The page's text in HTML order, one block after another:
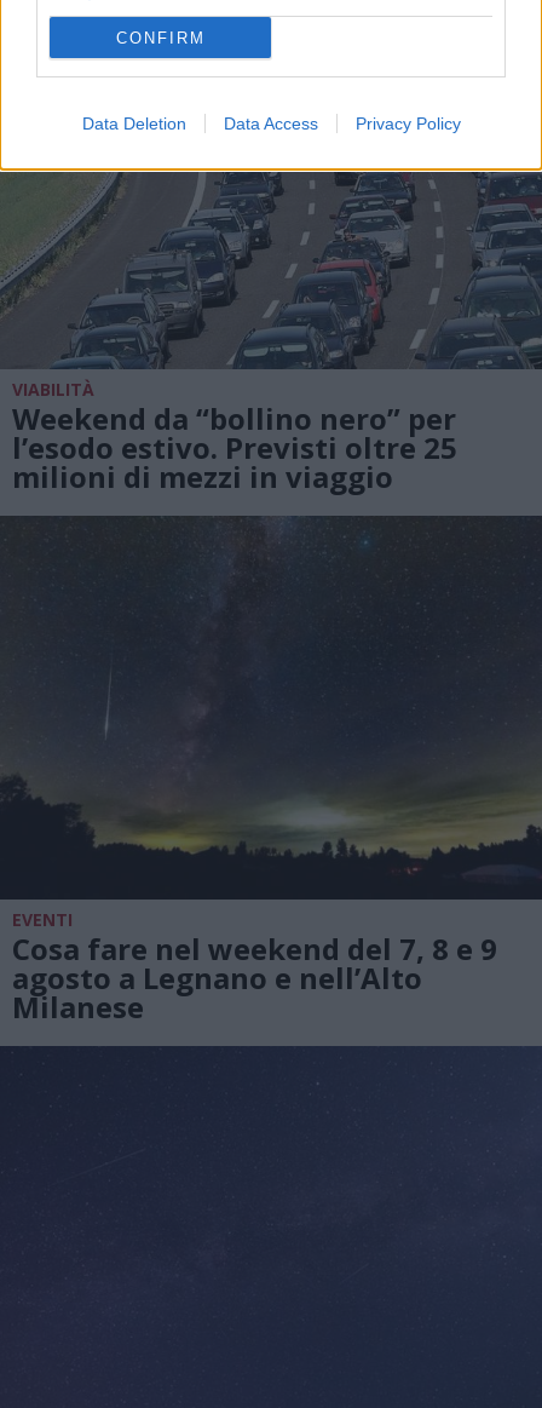
CONFIRM
Data Deletion Data Access Privacy Policy
VIABILITÀ
Weekend da “bollino nero” per
l’esodo estivo. Previsti oltre 25
milioni di mezzi in viaggio
EVENTI
Cosa fare nel weekend del 7, 8 e 9
agosto a Legnano e nell’Alto
Milanese